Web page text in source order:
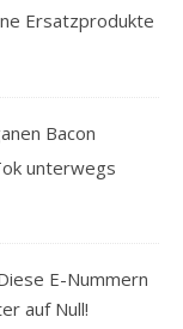
Ersatzprodukte
Bacon
unterwegs
E-Nummern
auf Null!